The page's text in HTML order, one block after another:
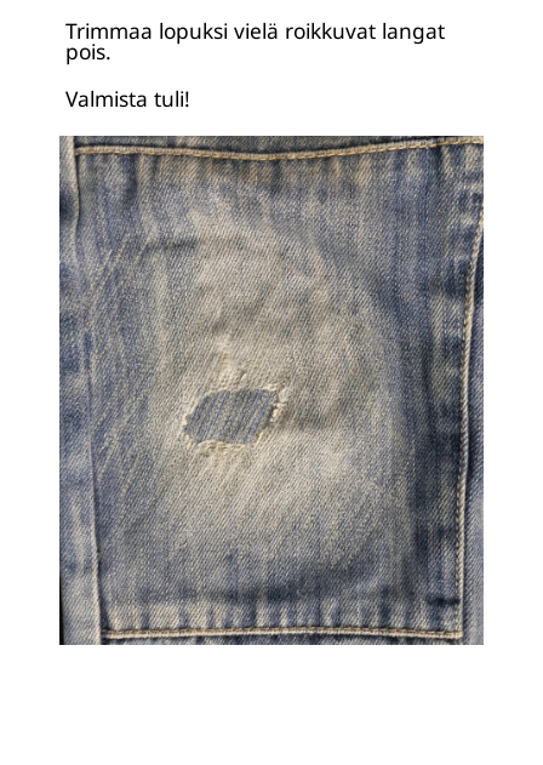
Trimmaa lopuksi vielä roikkuvat langat
pois.
Valmista tuli!